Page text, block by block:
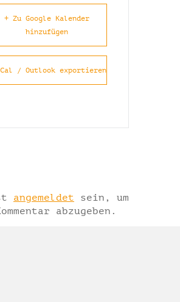
+ Zu Google Kalender
hinzufügen
/ Outlook exportieren
angemeldet sein, um
abzugeben.